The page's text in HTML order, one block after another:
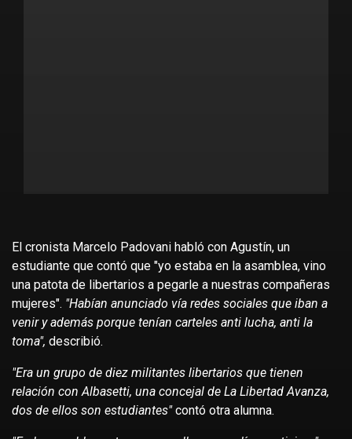
El cronista Marcelo Padovani habló con Agustín, un
estudiante que contó que "yo estaba en la asamblea, vino
una patota de libertarios a pegarle a nuestras compañeras
mujeres". "Habían anunciado vía redes sociales que iban a
venir y además porque tenían carteles anti lucha, anti la
toma", describió.
"Era un grupo de diez militantes libertarios que tienen
relación con Albasetti, una concejal de La Libertad Avanza,
dos de ellos son estudiantes"contó otra alumna.